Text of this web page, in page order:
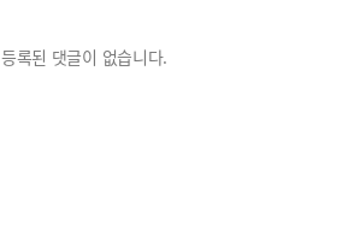
등록된 댓글이 없습니다.